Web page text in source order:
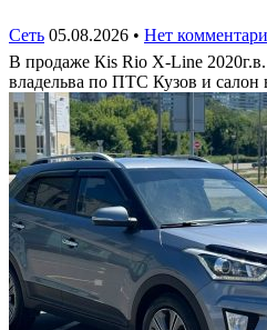
Сеть 05.08.2026 • Нет
В продаже Кis Rio X-Line
владельва по ПТС Кузов и